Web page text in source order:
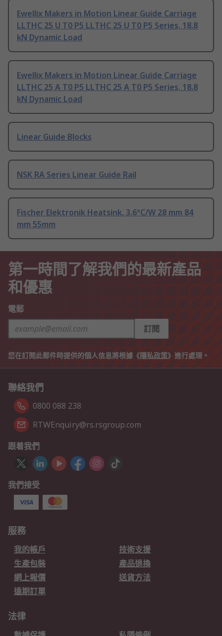
Ewellix Makers in Motion Linear Guide Carriage
LLTHC 25 U T0 P5 LLTHC 25 U T0 P5 Series, 18.8
kN Dynamic Load
Ewellix Makers in Motion Linear Guide Carriage
LLTHC 25 A T0 P5 LLTHC 25 A T0 P5 Series, 18.8
kN Dynamic Load
Linear Guide Blocks
NSK RA Series Linear Guide Rail
Fischer Elektronik Heatsink, 3.6°C/W 28 mm 84
mm 55mm
第一時間了解我們的最新產品
和優惠
電郵
訂閱
您在訂閱此郵件時提供的個人信息將根據《隱私政策》進行處理。
聯絡我們
0800 088 238
RTWEnquiry@rs.rsgroup.com
跟着我們
我們接受
服務
我的帳戶
技術支援
生產包裝
產品退換
網上報價
送貨方法
遠期訂單
法律